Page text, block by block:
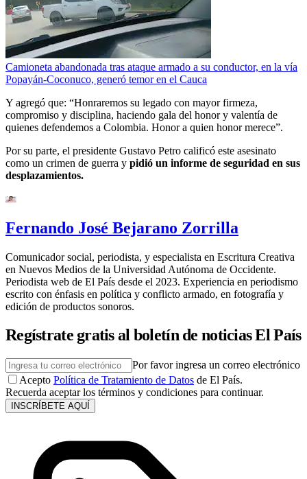
Camioneta abandonada tras ataque armado a su conductor, en la vía
Popayán-Coconuco, generó temor en el Cauca
Y agregó que: “Honraremos su legado con mayor firmeza,
compromiso y disciplina, haciendo gala del honor y valentía de
quienes defendemos a Colombia. Honor a quien honor merece”.
Por su parte, el presidente Gustavo Petro calificó este asesinato
como un crimen de guerra y pidió un informe de seguridad en sus
desplazamientos.
Fernando José Bejarano Zorrilla
Comunicador social, periodista, y especialista en Escritura Creativa
en Nuevos Medios de la Universidad Autónoma de Occidente.
Periodista web de El País desde el 2023. Experiencia en periodismo
escrito con énfasis en política y conflicto armado, en fotografía y
edición de productos sonoros.
Regístrate gratis al boletín de noticias El País
Por favor ingresa un correo electrónico
Acepto Política de Tratamiento de Datos de El País.
Recuerda aceptar los términos y condiciones para continuar.
INSCRÍBETE AQUÍ